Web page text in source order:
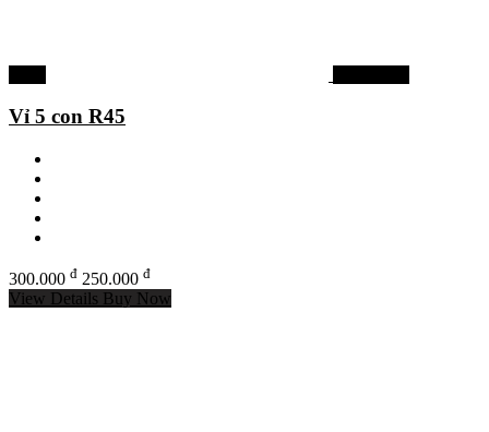
Vỉ 5 con R45
300.000 đ 250.000 đ
View Details Buy Now